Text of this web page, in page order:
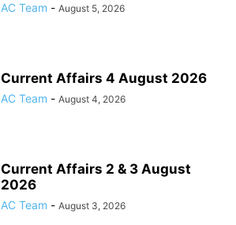
AC Team - August 5, 2026
Current Affairs 4 August 2026
AC Team - August 4, 2026
Current Affairs 2 & 3 August
2026
AC Team - August 3, 2026